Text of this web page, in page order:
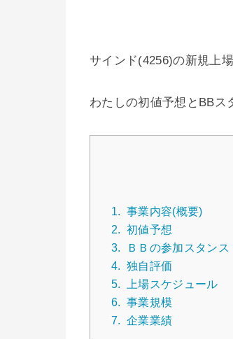
サインド(4256)の新規上
わたしの初値予想とBBス
1. 事業内容(概要)
2. 初値予想
3.
ＢＢの参加スタンス
4. 独自評価
5.
上場スケジュール
6. 事業規模
7. 企業業績